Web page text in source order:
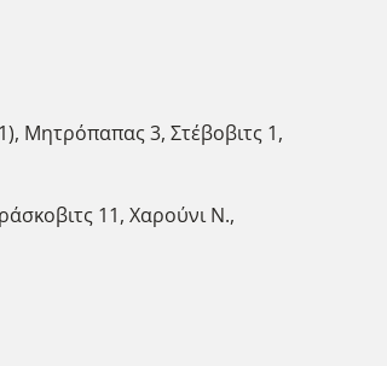
Μητρόπαπας 3, Στέβοβιτς 1,
11, Χαρούνι Ν.,